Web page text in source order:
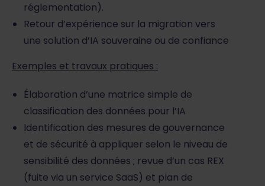
réglementation).
Retour d’expérience sur la migration vers
une solution d’IA souveraine ou de confiance
Exemples et travaux pratiques :
Élaboration d’une matrice simple de
classification des données pour l’IA
Identification des mesures de gouvernance
et de sécurité à appliquer selon le niveau de
sensibilité des données ; revue d’un cas REX
(fuite via un service SaaS) et plan de